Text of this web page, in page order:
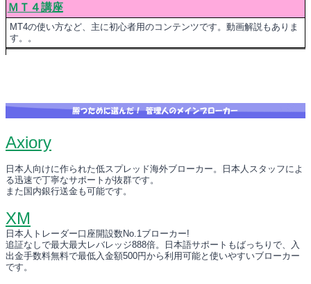
ＭＴ４講座
MT4の使い方など、主に初心者用のコンテンツです。動画解説もありま
す。。
Axiory
日本人向けに作られた低スプレッド海外ブローカー。日本人スタッフによ
る迅速で丁寧なサポートが抜群です。
また国内銀行送金も可能です。
XM
日本人トレーダー口座開設数No.1ブローカー!
追証なしで最大最大レバレッジ888倍。日本語サポートもばっちりで、入
出金手数料無料で最低入金額500円から利用可能と使いやすいブローカー
です。